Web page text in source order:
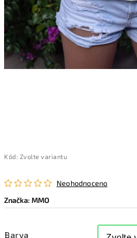
Kód: Zvolte variantu
Neohodnoceno
Značka:MMO
Barva